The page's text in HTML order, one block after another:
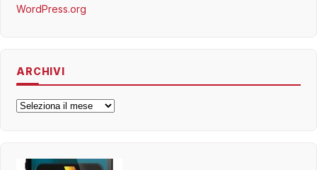
WordPress.org
ARCHIVI
Archivi